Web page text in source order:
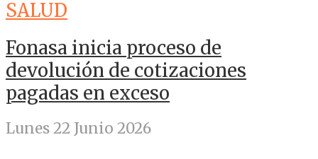
SALUD
Fonasa inicia proceso de
devolución de cotizaciones
pagadas en exceso
Lunes 22 Junio 2026